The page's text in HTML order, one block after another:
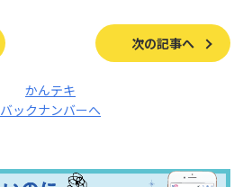
次の記事へ
かんテキ
バックナンバーへ